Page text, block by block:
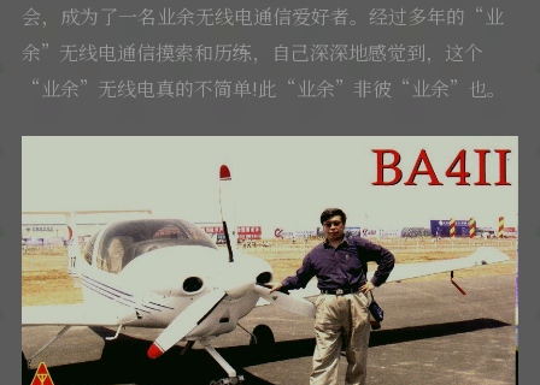
会，成为了一名业余无线电通信爱好者。经过多年的“业
余”无线电通信摸索和历练，自己深深地感觉到，这个
“业余”无线电真的不简单!此“业余”非彼“业余”也。